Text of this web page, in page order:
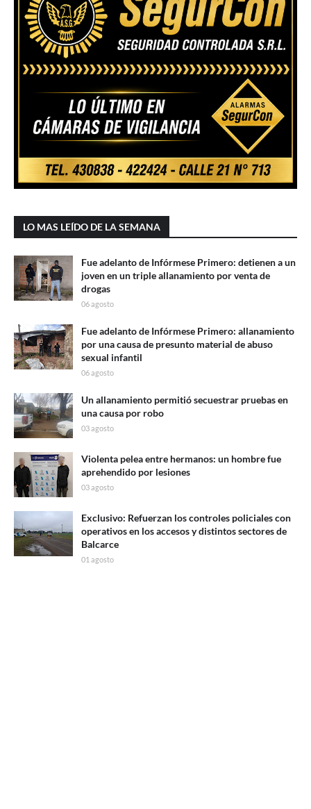
LO MAS LEÍDO DE LA SEMANA
Fue adelanto de Infórmese Primero: detienen a un
joven en un triple allanamiento por venta de
drogas
06 agosto
Fue adelanto de Infórmese Primero: allanamiento
por una causa de presunto material de abuso
sexual infantil
06 agosto
Un allanamiento permitió secuestrar pruebas en
una causa por robo
03 agosto
Violenta pelea entre hermanos: un hombre fue
aprehendido por lesiones
03 agosto
Exclusivo: Refuerzan los controles policiales con
operativos en los accesos y distintos sectores de
Balcarce
01 agosto